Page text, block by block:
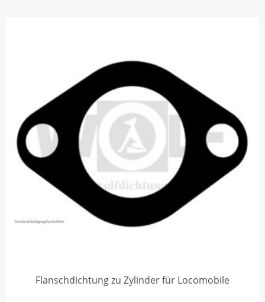
Flanschdichtung zu Zylinder für Locomobile